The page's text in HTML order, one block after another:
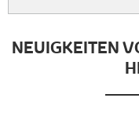
NEUIGKEITEN